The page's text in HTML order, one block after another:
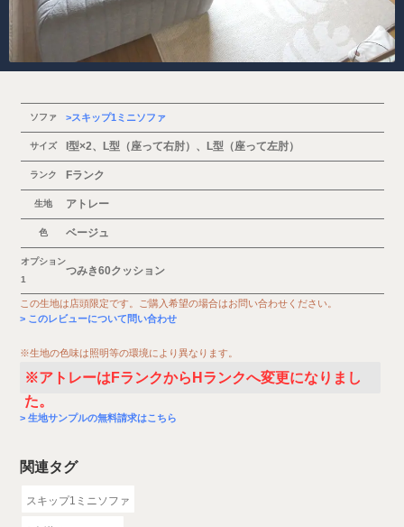
ソファ スキップ1ミニソファ
サイズ I型×2、L型（座って右肘）、L型（座って左肘）
ランク Fランク
生地 アトレー
色 ベージュ
オプション
1
つみき60クッション
この生地は店頭限定です。ご購入希望の場合はお問い合わせください。
このレビューについて問い合わせ
※生地の色味は照明等の環境により異なります。
※アトレーはFランクからHランクへ変更になりまし
た。
生地サンプルの無料請求はこちら
関連タグ
スキップ1ミニソファ